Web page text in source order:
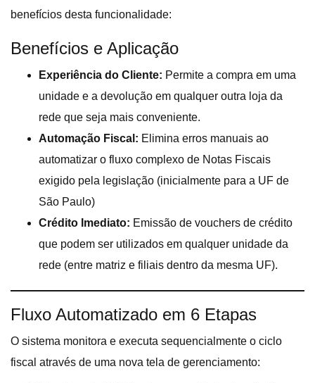
benefícios desta funcionalidade:
Benefícios e Aplicação
Experiência do Cliente: Permite a compra em uma
unidade e a devolução em qualquer outra loja da
rede que seja mais conveniente.
Automação Fiscal: Elimina erros manuais ao
automatizar o fluxo complexo de Notas Fiscais
exigido pela legislação (inicialmente para a UF de
São Paulo)
Crédito Imediato: Emissão de vouchers de crédito
que podem ser utilizados em qualquer unidade da
rede (entre matriz e filiais dentro da mesma UF).
Fluxo Automatizado em 6 Etapas
O sistema monitora e executa sequencialmente o ciclo
fiscal através de uma nova tela de gerenciamento: